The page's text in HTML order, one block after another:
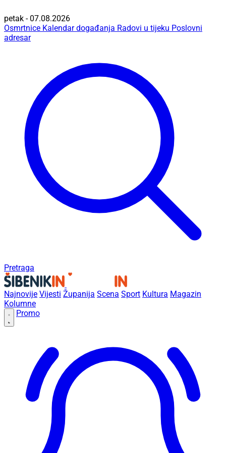
petak - 07.08.2026
Osmrtnice Kalendar događanja Radovi u tijeku Poslovni
adresar
Pretraga
Najnovije Vijesti Županija Scena Sport Kultura Magazin
Kolumne
Promo